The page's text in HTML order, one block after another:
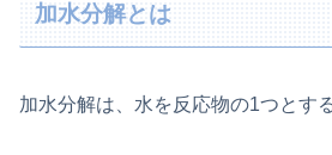
加水分解とは
加水分解は、水を反応物の1つとす